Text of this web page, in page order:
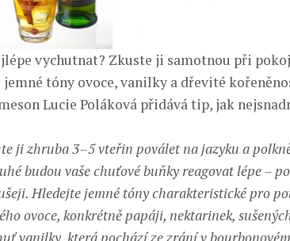
vychutnat? Zkuste ji samotnou při
tóny ovoce, vanilky a dřevité
Lucie Poláková přidává tip, jak
ji zhruba 3–5 vteřin poválet na jazyku a
budou vaše chuťové buňky reagovat lépe –
Hledejte jemné tóny charakteristické pro pot
ovoce, konkrétně papáji, nektarinek, sušených
vanilky, která pochází ze zrání v bourbonovém